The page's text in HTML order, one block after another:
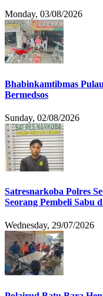
Monday, 03/08/2026
Bhabinkamtibmas
Bermedsos
Sunday, 02/08/2026
Satresnarkoba Polres
Seorang Pembeli Sabu
Wednesday, 29/07/2026